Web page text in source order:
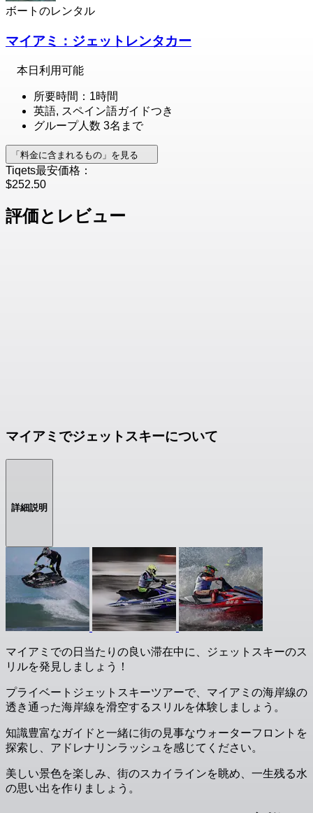
ボートのレンタル
マイアミ：ジェットレンタカー
本日利用可能
所要時間：1時間
英語, スペイン語ガイドつき
グループ人数 3名まで
「料金に含まれるもの」を見る
Tiqets最安価格：
$252.50
評価とレビュー
マイアミでジェットスキーについて
詳細説明
マイアミでの日当たりの良い滞在中に、ジェットスキーのス
リルを発見しましょう！
プライベートジェットスキーツアーで、マイアミの海岸線の
透き通った海岸線を滑空するスリルを体験しましょう。
知識豊富なガイドと一緒に街の見事なウォーターフロントを
探索し、アドレナリンラッシュを感じてください。
美しい景色を楽しみ、街のスカイラインを眺め、一生残る水
の思い出を作りましょう。